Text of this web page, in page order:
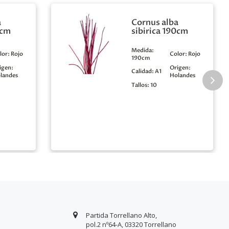
Rojo
Cornus alba
sibirica 190cm
Medida:
190cm
Color: Rojo
Calidad: A1
Origen:
Holandes
Tallos: 10
Partida Torrellano Alto,
pol.2 nº64-A, 03320 Torrellano